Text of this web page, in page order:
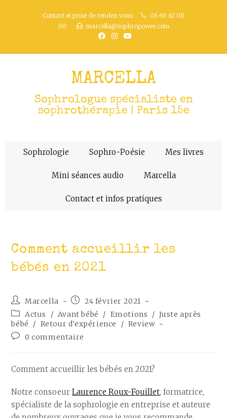
Contact et prise de rendez-vous
06 60 62 08
00
marcella@sophropower.com
MARCELLA
Sophrologue spécialiste en
sophrothérapie | Paris 15e
Sophrologie Sophro-Poésie Mes livres
Mini séances audio Marcella
Contact et infos pratiques
Comment accueillir les
bébés en 2021
Marcella
24 février 2021
Actus
/ Avant bébé / Emotions / Juste après
bébé
/ Retour d'expérience / Review
0 commentaire
Comment accueillir les bébés en 2021?
Notre consoeurLaurence Roux-Fouillet, formatrice,
spécialiste de la sophrologie en entreprise et auteure